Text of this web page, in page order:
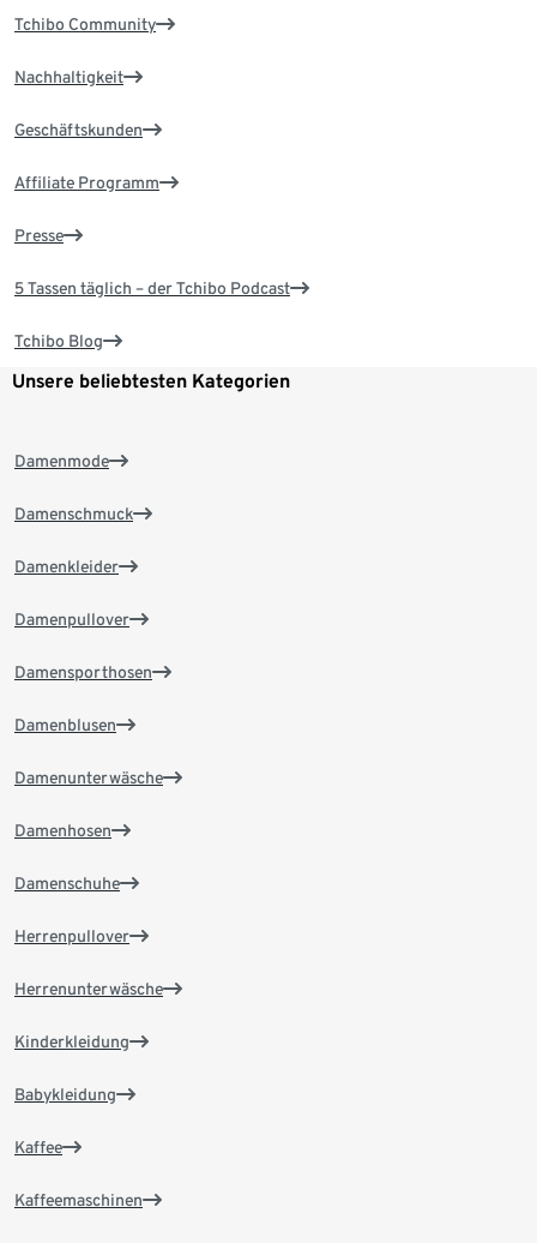
Tchibo Community
Nachhaltigkeit
Geschäftskunden
Affiliate Programm
Presse
5 Tassen täglich – der Tchibo Podcast
Tchibo Blog
Unsere beliebtesten Kategorien
Damenmode
Damenschmuck
Damenkleider
Damenpullover
Damensporthosen
Damenblusen
Damenunterwäsche
Damenhosen
Damenschuhe
Herrenpullover
Herrenunterwäsche
Kinderkleidung
Babykleidung
Kaffee
Kaffeemaschinen